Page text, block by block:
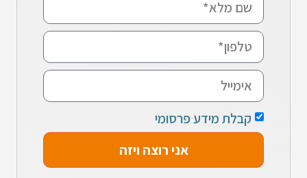
קבלת מידע פרסומי
אני רוצה ויזה